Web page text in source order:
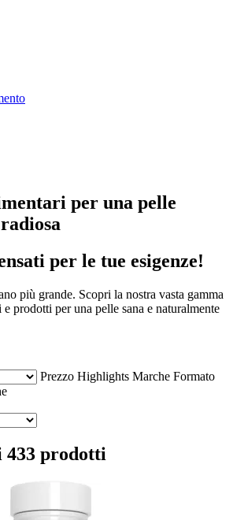
per una pelle
per le tue esigenze!
più grande. Scopri la nostra vasta gamma
prodotti per una pelle sana e naturalmente
Prezzo Highlights Marche Formato
433 prodotti